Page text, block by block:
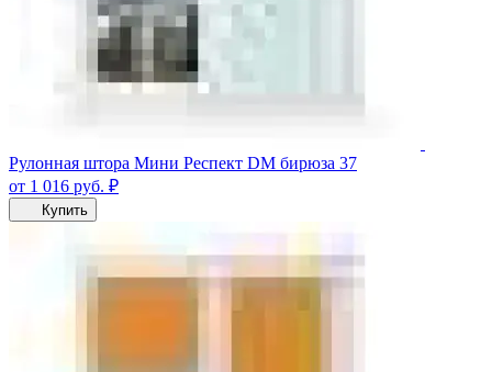
Рулонная штора Мини Респект DM бирюза 37
от 1 016 руб. ₽
Купить